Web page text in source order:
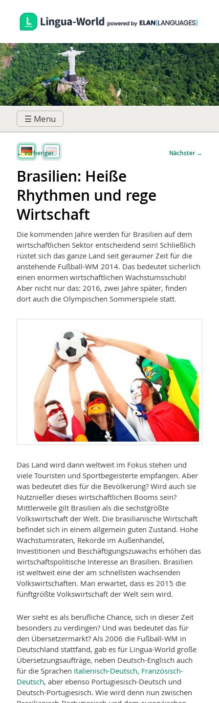
☰ Menu
Zum
Inhalt
springen
Zum
Inhalt
springen
Beitragsnavigation
←Vorheriger Nächster →
Brasilien: Heiße
Rhythmen und rege
Wirtschaft
Die kommenden Jahre werden für Brasilien auf dem
wirtschaftlichen Sektor entscheidend sein! Schließlich
rüstet sich das ganze Land seit geraumer Zeit für die
anstehende Fußball-WM 2014. Das bedeutet sicherlich
einen enormen wirtschaftlichen Wachstumsschub!
Aber nicht nur das: 2016, zwei Jahre später, finden
dort auch die Olympischen Sommerspiele statt.
Das Land wird dann weltweit im Fokus stehen und
viele Touristen und Sportbegeisterte empfangen. Aber
was bedeutet dies für die Bevölkerung? Wird auch sie
Nutznießer dieses wirtschaftlichen Booms sein?
Mittlerweile gilt Brasilien als die sechstgrößte
Volkswirtschaft der Welt. Die brasilianische Wirtschaft
befindet sich in einem allgemein guten Zustand. Hohe
Wachstumsraten, Rekorde im Außenhandel,
Investitionen und Beschäftigungszuwachs erhöhen das
wirtschaftspolitische Interesse an Brasilien. Brasilien
ist weltweit eine der am schnellsten wachsenden
Volkswirtschaften. Man erwartet, dass es 2015 die
fünftgrößte Volkswirtschaft der Welt sein wird.
Wer sieht es als berufliche Chance, sich in dieser Zeit
besonders zu verdingen? Und was bedeutet das für
den Übersetzermarkt? Als 2006 die Fußball-WM in
Deutschland stattfand, gab es für Lingua-World große
Übersetzungsaufträge, neben Deutsch-Englisch auch
für die Sprachen Italienisch-Deutsch, Französisch-
Deutsch, aber ebenso Portugiesisch-Deutsch und
Deutsch-Portugiesisch. Wie wird denn nun zwischen